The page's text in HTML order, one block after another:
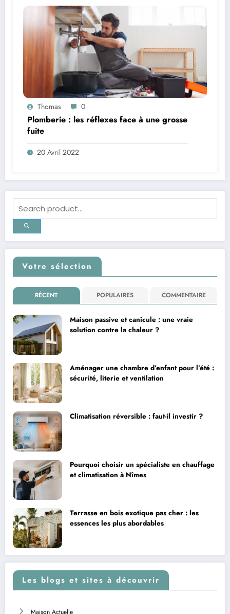
Thomas 0
Plomberie : les réflexes face à une grosse
fuite
20 Avril 2022
Votre sélection
RÉCENT POPULAIRES COMMENTAIRE
Maison passive et canicule : une vraie
solution contre la chaleur ?
Aménager une chambre d’enfant pour l’été :
sécurité, literie et ventilation
Climatisation réversible : faut-il investir ?
Pourquoi choisir un spécialiste en chauffage
et climatisation à Nîmes
Terrasse en bois exotique pas cher : les
essences les plus abordables
Les blogs et sites à découvrir
Maison Actuelle